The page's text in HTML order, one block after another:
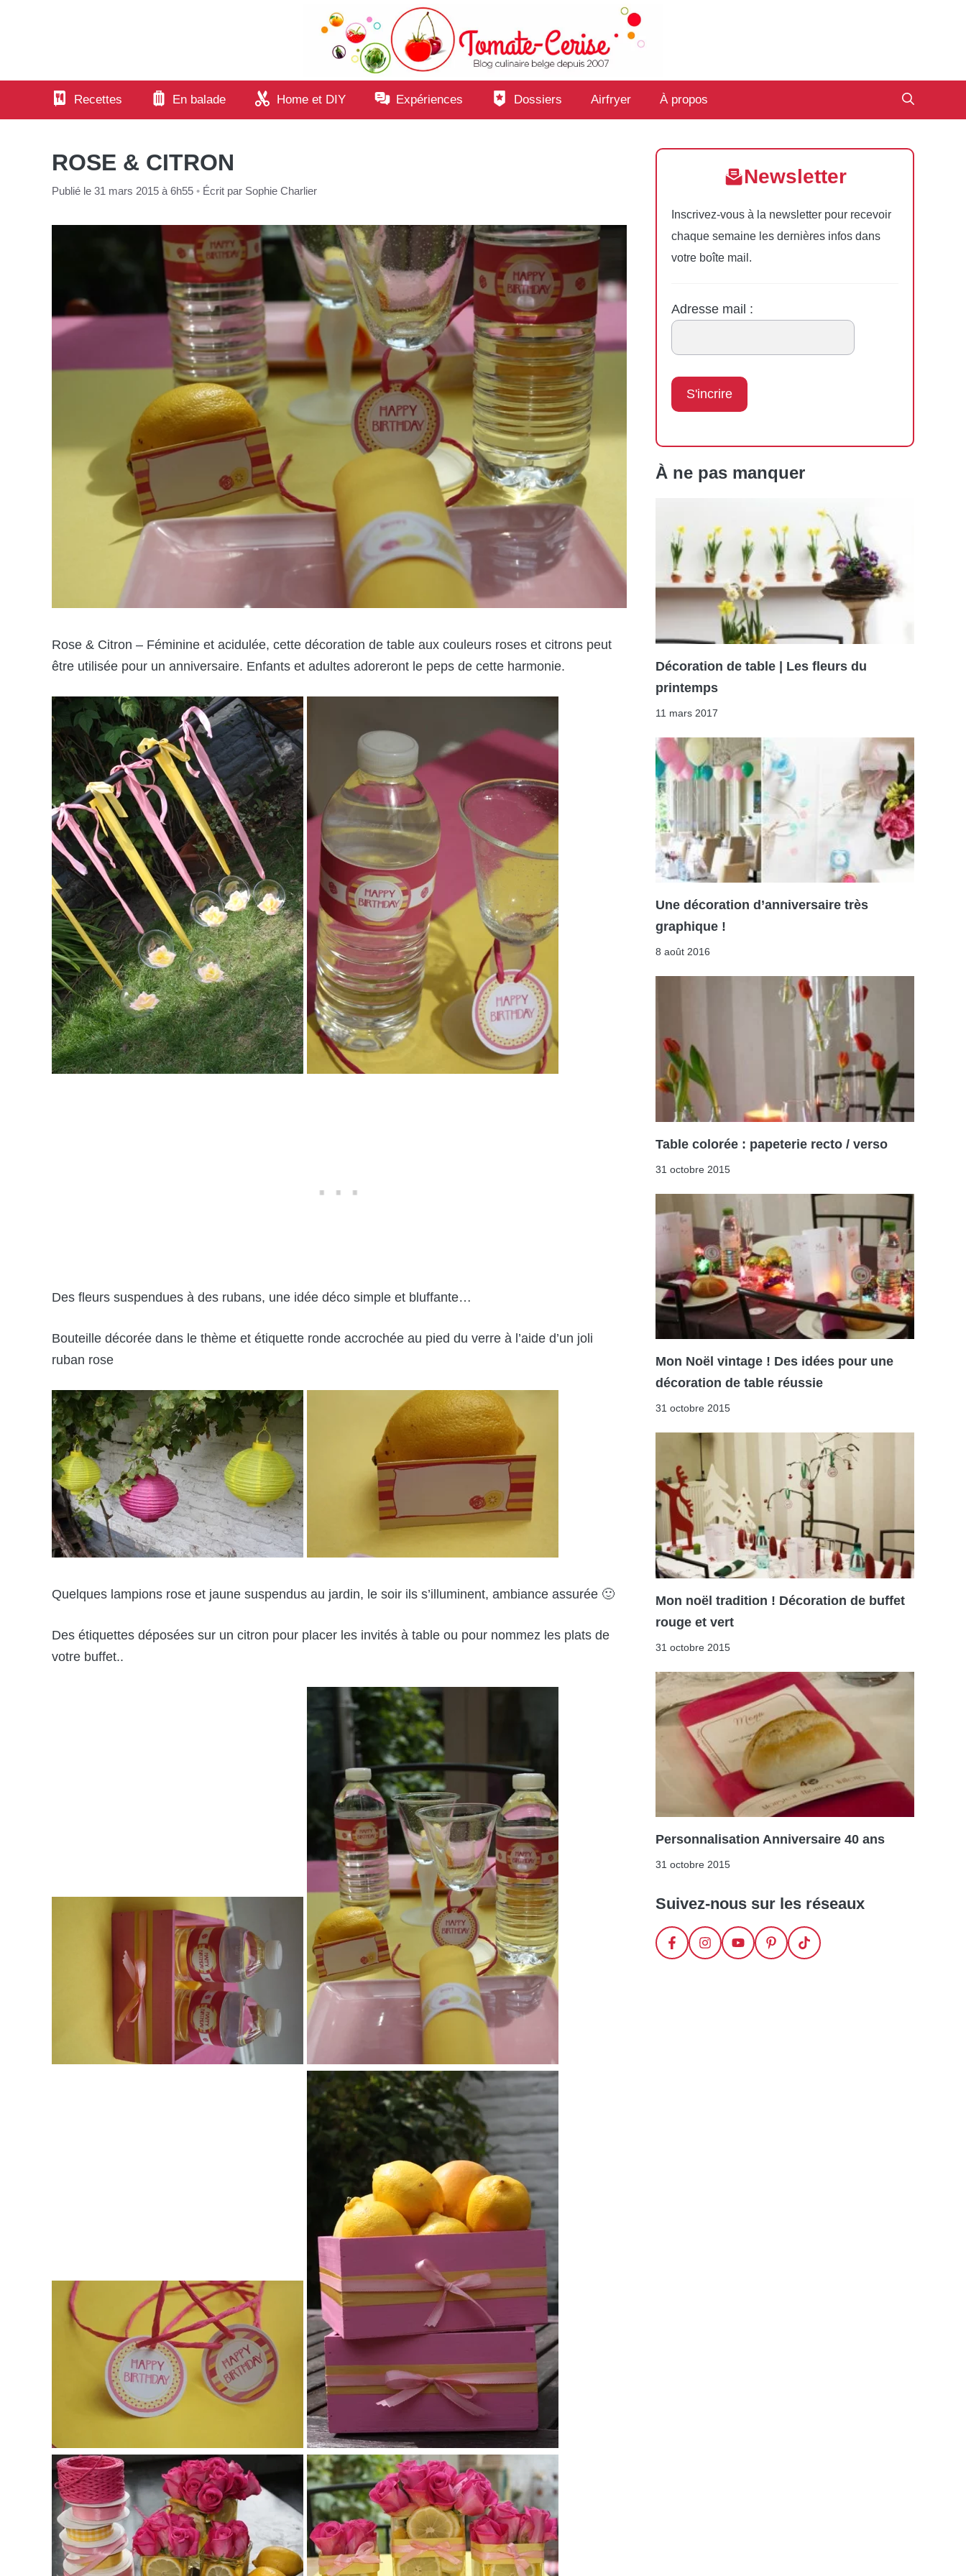
Recettes En balade Home et DIY Expériences Dossiers Airfryer À propos
ROSE & CITRON
Publié le 31 mars 2015 à 6h55 • Écrit par Sophie Charlier
Rose & Citron – Féminine et acidulée, cette décoration de table aux couleurs roses et citrons peut
être utilisée pour un anniversaire. Enfants et adultes adoreront le peps de cette harmonie.
Des fleurs suspendues à des rubans, une idée déco simple et bluffante…
Bouteille décorée dans le thème et étiquette ronde accrochée au pied du verre à l’aide d’un joli
ruban rose
Quelques lampions rose et jaune suspendus au jardin, le soir ils s’illuminent, ambiance assurée 🙂
Des étiquettes déposées sur un citron pour placer les invités à table ou pour nommez les plats de
votre buffet..
Newsletter
Inscrivez-vous à la newsletter pour recevoir
chaque semaine les dernières infos dans
votre boîte mail.
Adresse mail :
À ne pas manquer
Décoration de table | Les fleurs du
printemps
11 mars 2017
Une décoration d’anniversaire très
graphique !
8 août 2016
Table colorée : papeterie recto / verso
31 octobre 2015
Mon Noël vintage ! Des idées pour une
décoration de table réussie
31 octobre 2015
Mon noël tradition ! Décoration de buffet
rouge et vert
31 octobre 2015
Personnalisation Anniversaire 40 ans
31 octobre 2015
Suivez-nous sur les réseaux